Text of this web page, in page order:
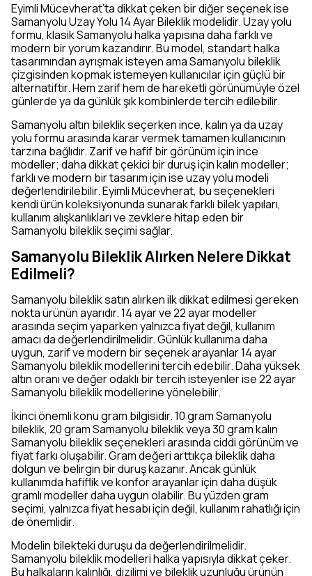
Eyimli Mücevherat’ta dikkat çeken bir diğer seçenek ise
Samanyolu Uzay Yolu 14 Ayar Bileklik modelidir. Uzay yolu
formu, klasik Samanyolu halka yapısına daha farklı ve
modern bir yorum kazandırır. Bu model, standart halka
tasarımından ayrışmak isteyen ama Samanyolu bileklik
çizgisinden kopmak istemeyen kullanıcılar için güçlü bir
alternatiftir. Hem zarif hem de hareketli görünümüyle özel
günlerde ya da günlük şık kombinlerde tercih edilebilir.
Samanyolu altın bileklik seçerken ince, kalın ya da uzay
yolu formu arasında karar vermek tamamen kullanıcının
tarzına bağlıdır. Zarif ve hafif bir görünüm için ince
modeller; daha dikkat çekici bir duruş için kalın modeller;
farklı ve modern bir tasarım için ise uzay yolu modeli
değerlendirilebilir. Eyimli Mücevherat, bu seçenekleri
kendi ürün koleksiyonunda sunarak farklı bilek yapıları,
kullanım alışkanlıkları ve zevklere hitap eden bir
Samanyolu bileklik seçimi sağlar.
Samanyolu Bileklik Alırken Nelere Dikkat
Edilmeli?
Samanyolu bileklik satın alırken ilk dikkat edilmesi gereken
nokta ürünün ayarıdır. 14 ayar ve 22 ayar modeller
arasında seçim yaparken yalnızca fiyat değil, kullanım
amacı da değerlendirilmelidir. Günlük kullanıma daha
uygun, zarif ve modern bir seçenek arayanlar 14 ayar
Samanyolu bileklik modellerini tercih edebilir. Daha yüksek
altın oranı ve değer odaklı bir tercih isteyenler ise 22 ayar
Samanyolu bileklik modellerine yönelebilir.
İkinci önemli konu gram bilgisidir. 10 gram Samanyolu
bileklik, 20 gram Samanyolu bileklik veya 30 gram kalın
Samanyolu bileklik seçenekleri arasında ciddi görünüm ve
fiyat farkı oluşabilir. Gram değeri arttıkça bileklik daha
dolgun ve belirgin bir duruş kazanır. Ancak günlük
kullanımda hafiflik ve konfor arayanlar için daha düşük
gramlı modeller daha uygun olabilir. Bu yüzden gram
seçimi, yalnızca fiyat hesabı için değil, kullanım rahatlığı için
de önemlidir.
Modelin bilekteki duruşu da değerlendirilmelidir.
Samanyolu bileklik modelleri halka yapısıyla dikkat çeker.
Bu halkaların kalınlığı, dizilimi ve bileklik uzunluğu ürünün